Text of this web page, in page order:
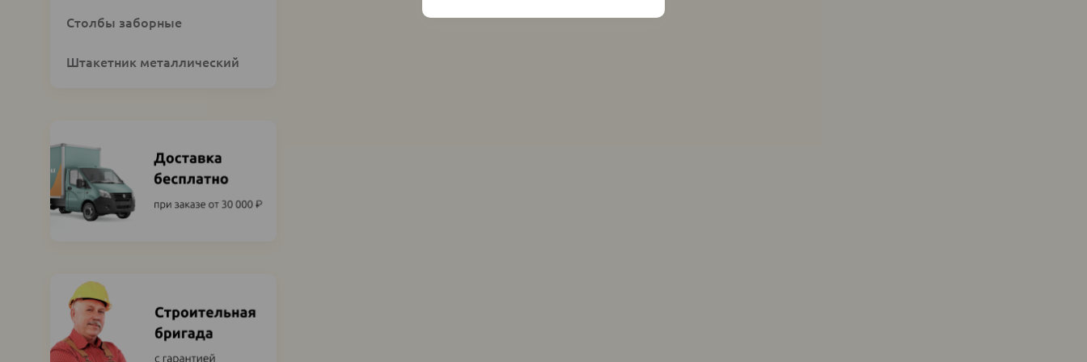
Столбы заборные
Штакетник металлический